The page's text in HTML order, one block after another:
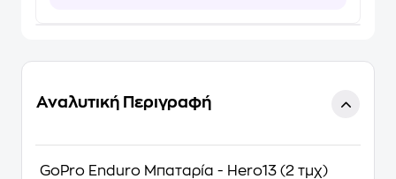
Αναλυτική Περιγραφή
GoPro Enduro Μπαταρία - Hero13 (2 τμχ)